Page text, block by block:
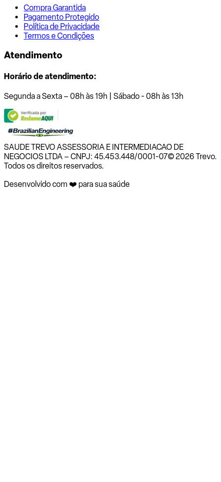
Compra Garantida
Pagamento Protegido
Política de Privacidade
Termos e Condições
Atendimento
Horário de atendimento:
Segunda a Sexta – 08h às 19h | Sábado - 08h às 13h
SAUDE TREVO ASSESSORIA E INTERMEDIACAO DE
NEGOCIOS LTDA – CNPJ: 45.453.448/0001-07© 2026 Trevo.
Todos os direitos reservados.
Desenvolvido com ❤️ para sua saúde